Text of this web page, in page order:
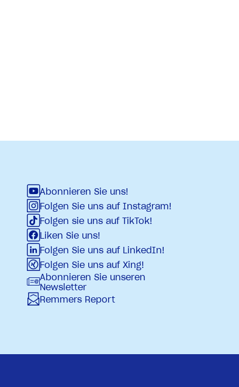
Abonnieren Sie uns!
Folgen Sie uns auf Instagram!
Folgen sie uns auf TikTok!
Liken Sie uns!
Folgen Sie uns auf LinkedIn!
Folgen Sie uns auf Xing!
Abonnieren Sie unseren
Newsletter
Remmers Report